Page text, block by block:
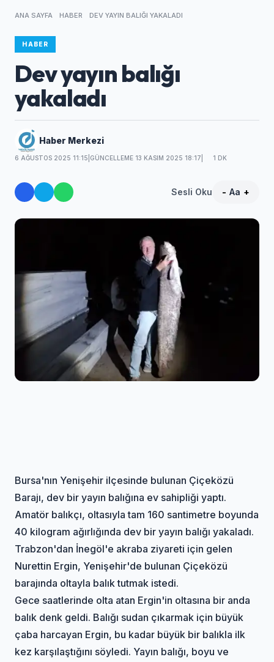
ANA SAYFA HABER DEV YAYIN BALIĞI YAKALADI
HABER
Dev yayın balığı
yakaladı
Haber Merkezi
6 AĞUSTOS 2025 11:15 GÜNCELLEME 13 KASIM 2025 18:17 1 DK
Sesli Oku - Aa +
Bursa'nın Yenişehir ilçesinde bulunan Çiçeközü
Barajı, dev bir yayın balığına ev sahipliği yaptı.
Amatör balıkçı, oltasıyla tam 160 santimetre boyunda
40 kilogram ağırlığında dev bir yayın balığı yakaladı.
Trabzon'dan İnegöl'e akraba ziyareti için gelen
Nurettin Ergin, Yenişehir'de bulunan Çiçeközü
barajında oltayla balık tutmak istedi.
Gece saatlerinde olta atan Ergin'in oltasına bir anda
balık denk geldi. Balığı sudan çıkarmak için büyük
çaba harcayan Ergin, bu kadar büyük bir balıkla ilk
kez karşılaştığını söyledi. Yayın balığı, boyu ve